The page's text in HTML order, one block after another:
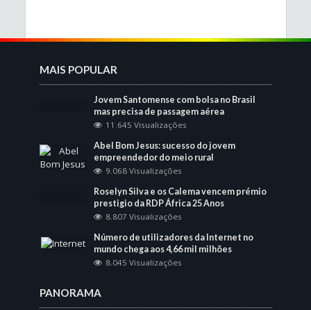
MAIS POPULAR
Jovem Santomense com bolsa no Brasil
mas precisa de passagem aérea
11.645 Visualizações
Abel Bom Jesus: sucesso do jovem
empreendedor do meio rural
9.068 Visualizações
Roselyn Silva e os Calema vencem prémio
prestigio da RDP África 25 Anos
8.807 Visualizações
Número de utilizadores da Internet no
mundo chega aos 4,66 mil milhões
8.045 Visualizações
PANORAMA